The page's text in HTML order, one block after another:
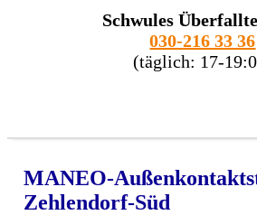
Schwules
030-216 33 36
(täglich: 17-
MANEO-
Zehlendorf-Süd